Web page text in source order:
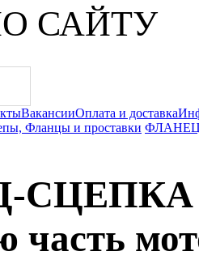
САЙТУ
ВакансииОплата и доставка
Фланцы и проставки ФЛАНЕЦ-
часть